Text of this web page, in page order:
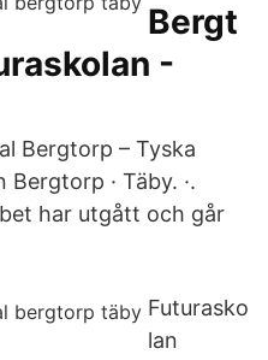
Bergt
-
Bergtorp – Tyska
· Täby. ·.
har utgått och går
Futurasko
lan